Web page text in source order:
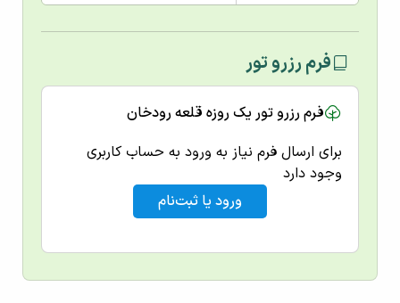
فرم رزرو تور
فرم رزرو تور یک روزه قلعه رودخان
برای ارسال فرم نیاز به ورود به حساب کاربری
وجود دارد
ورود یا ثبت‌نام